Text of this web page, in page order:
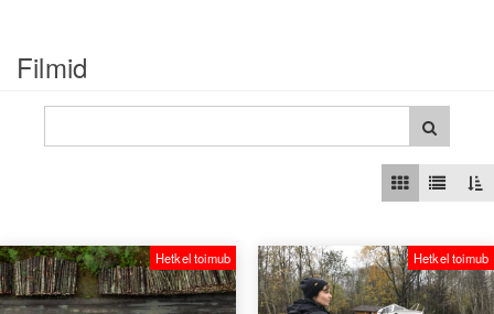
Filmid
Hetkel toimub Hetkel toimub